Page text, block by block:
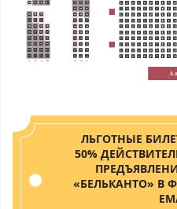
ЛЬГОТНЫЕ
50%
«БЕЛЬКАНТО» В